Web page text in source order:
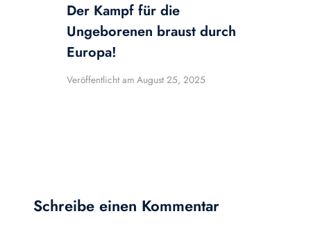
Der Kampf für die
Ungeborenen braust durch
Europa!
Veröffentlicht am August 25, 2025
Schreibe einen Kommentar